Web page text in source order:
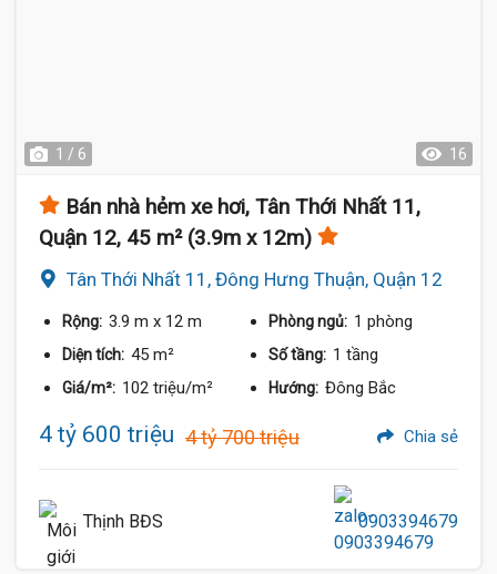
1 / 6 16
Bán nhà hẻm xe hơi, Tân Thới Nhất 11,
Quận 12, 45 m² (3.9m x 12m)
Tân Thới Nhất 11, Đông Hưng Thuận, Quận 12
Rộng: 3.9 m x 12 m Phòng ngủ: 1 phòng
Diện tích: 45 m² Số tầng: 1 tầng
Giá/m²: 102 triệu/m² Hướng: Đông Bắc
4 tỷ 600 triệu 4 tỷ 700 triệu Chia sẻ
Thịnh BĐS 0903394679